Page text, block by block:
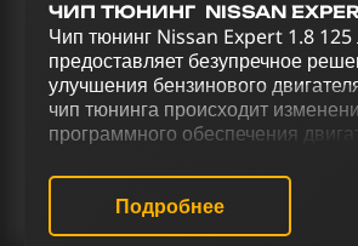
ЧИП ТЮНИНГ NISSAN
Чип тюнинг Nissan Expert 1.8 125
предоставляет безупречное
улучшения бензинового
чип тюнинга происходит
программного обеспечения
усовершенствования Nissan
включающий в себя чип тюнинг
2), отключение катализатора
Подробнее